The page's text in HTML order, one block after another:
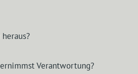
Verantwortung?